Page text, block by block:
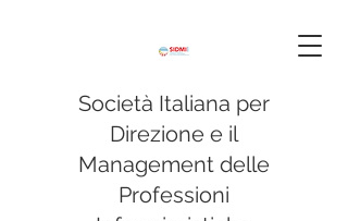
Società Italiana per
Direzione e il
Management delle
Professioni